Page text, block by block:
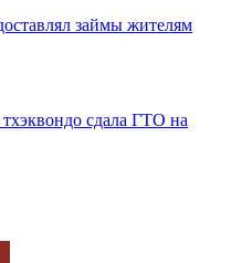
займы жителям
сдала ГТО на